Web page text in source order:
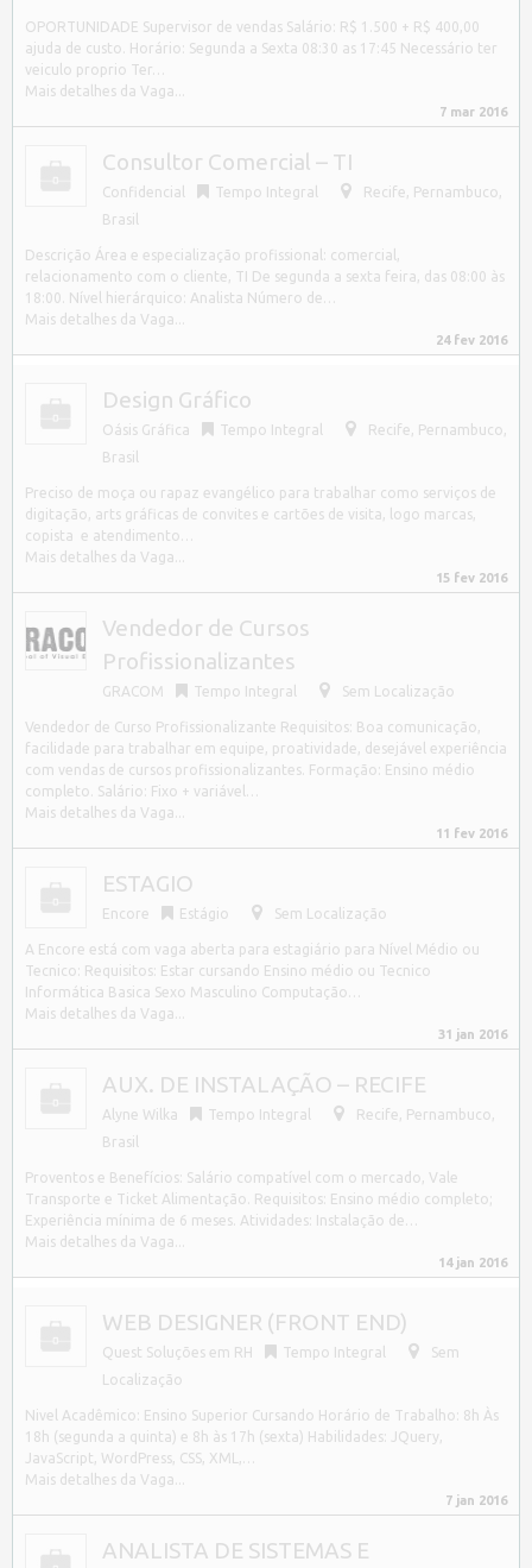
OPORTUNIDADE Supervisor de vendas Salário: R$ 1.500 + R$ 400,00
ajuda de custo. Horário: Segunda a Sexta 08:30 as 17:45 Necessário ter
veiculo proprio Ter…
Mais detalhes da Vaga...
7 mar 2016
Consultor Comercial – TI
Confidencial Tempo Integral Recife
Pernambuco,
Brasil
Descrição Área e especialização profissional: comercial,
relacionamento com o cliente, TI De segunda a sexta feira, das 08:00 às
18:00. Nível hierárquico: Analista Número de…
Mais detalhes da Vaga...
24 fev 2016
Design Gráfico
Oásis Gráfica Tempo Integral Recife
Pernambuco,
Brasil
Preciso de moça ou rapaz evangélico para trabalhar como serviços de
digitação, arts gráficas de convites e cartões de visita, logo marcas,
copista e atendimento…
Mais detalhes da Vaga...
15 fev 2016
Vendedor de Cursos
Profissionalizantes
GRACOM Tempo Integral Sem Localização
Vendedor de Curso Profissionalizante Requisitos: Boa comunicação,
facilidade para trabalhar em equipe, proatividade, desejável experiência
com vendas de cursos profissionalizantes. Formação: Ensino médio
completo. Salário: Fixo + variável…
Mais detalhes da Vaga...
11 fev 2016
ESTAGIO
Encore Estágio Sem Localização
A Encore está com vaga aberta para estagiário para Nível Médio ou
Tecnico: Requisitos: Estar cursando Ensino médio ou Tecnico
Informática Basica Sexo Masculino Computação…
Mais detalhes da Vaga...
31 jan 2016
AUX. DE INSTALAÇÃO – RECIFE
Alyne Wilka Tempo Integral Recife
Pernambuco,
Brasil
Proventos e Benefícios: Salário compatível com o mercado, Vale
Transporte e Ticket Alimentação. Requisitos: Ensino médio completo;
Experiência mínima de 6 meses. Atividades: Instalação de…
Mais detalhes da Vaga...
14 jan 2016
WEB DESIGNER (FRONT END)
Quest Soluções em RH Tempo Integral
Sem
Localização
Nivel Acadêmico: Ensino Superior Cursando Horário de Trabalho: 8h Às
18h (segunda a quinta) e 8h às 17h (sexta) Habilidades: JQuery,
JavaScript, WordPress, CSS, XML,…
Mais detalhes da Vaga...
7 jan 2016
ANALISTA DE SISTEMAS E